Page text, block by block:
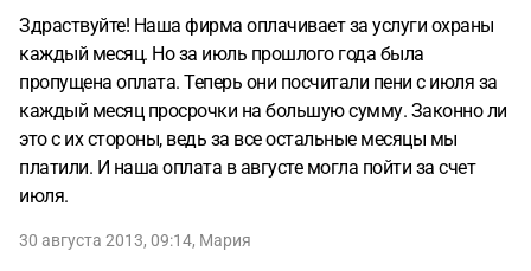
Здраствуйте! Наша фирма оплачивает за услуги охраны
каждый месяц. Но за июль прошлого года была
пропущена оплата. Теперь они посчитали пени с июля за
каждый месяц просрочки на большую сумму. Законно ли
это с их стороны, ведь за все остальные месяцы мы
платили. И наша оплата в августе могла пойти за счет
июля.
30 августа 2013, 09:14, Мария